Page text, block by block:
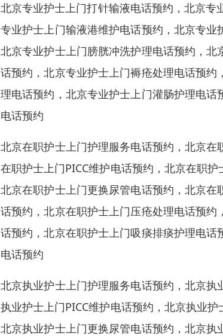
北京专业护士上门打针输液电话预约，北京
专业护士上门输液港维护电话预约，北京专
北京专业护士上门膀胱冲洗护理电话预约，
话预约，北京专业护士上门褥疮处理电话预
理电话预约，北京专业护士上门灌肠护理电话
电话预约
北京在职护士上门护理服务电话预约，北京
在职护士上门PICC维护电话预约，北京在职
北京在职护士上门更换尿管电话预约，北京
话预约，北京在职护士上门压疮处理电话预
话预约，北京在职护士上门吸痰排痰护理电
电话预约
北京执业护士上门护理服务电话预约，北京
执业护士上门PICC维护电话预约，北京执业
北京执业护士上门更换尿管电话预约，北京